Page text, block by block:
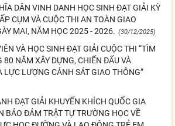
DÂN VINH DANH HỌC SINH ĐẠT GIẢI KỲ
CỤM VÀ CUỘC THI AN TOÀN GIAO
MAI, NĂM HỌC 2025 - 2026. (30/12/2025)
VÀ HỌC SINH ĐẠT GIẢI CUỘC THI “TÌM
80 NĂM XÂY DỰNG, CHIẾN ĐẤU VÀ
LỰC LƯỢNG CẢNH SÁT GIAO THÔNG”
ĐẠT GIẢI KHUYẾN KHÍCH QUỐC GIA
BẢO ĐẢM TRẬT TỰ TRƯỜNG HỌC VỀ